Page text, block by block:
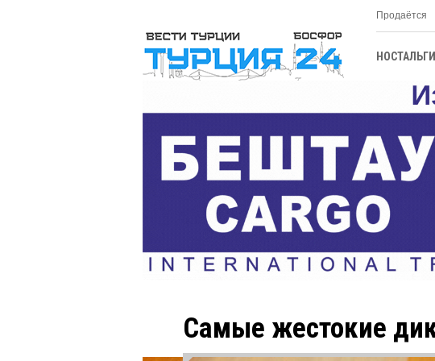
Продаётся
Самые жестокие